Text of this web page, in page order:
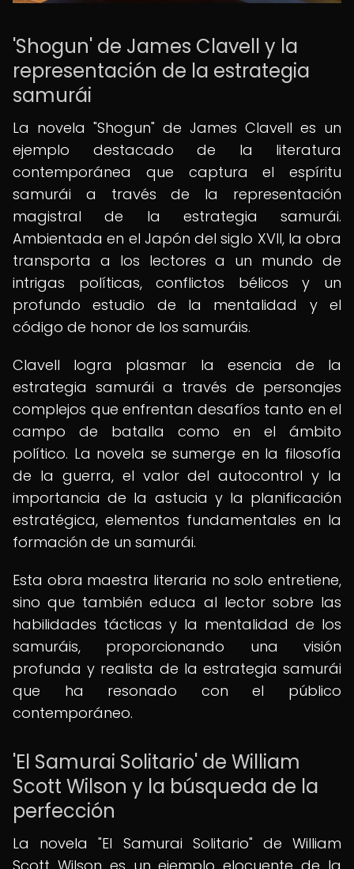
'Shogun' de James Clavell y la
representación de la estrategia
samurái
La novela "Shogun" de James Clavell es un
ejemplo destacado de la literatura
contemporánea que captura el espíritu
samurái a través de la representación
magistral de la estrategia samurái.
Ambientada en el Japón del siglo XVII, la obra
transporta a los lectores a un mundo de
intrigas políticas, conflictos bélicos y un
profundo estudio de la mentalidad y el
código de honor de los samuráis.
Clavell logra plasmar la esencia de la
estrategia samurái a través de personajes
complejos que enfrentan desafíos tanto en el
campo de batalla como en el ámbito
político. La novela se sumerge en la filosofía
de la guerra, el valor del autocontrol y la
importancia de la astucia y la planificación
estratégica, elementos fundamentales en la
formación de un samurái.
Esta obra maestra literaria no solo entretiene,
sino que también educa al lector sobre las
habilidades tácticas y la mentalidad de los
samuráis, proporcionando una visión
profunda y realista de la estrategia samurái
que ha resonado con el público
contemporáneo.
'El Samurai Solitario' de William
Scott Wilson y la búsqueda de la
perfección
La novela "El Samurai Solitario" de William